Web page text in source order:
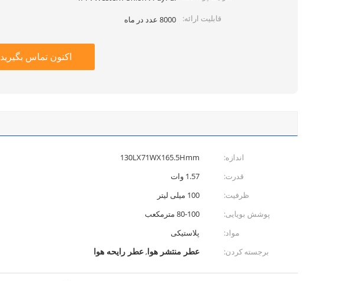
قابلیت ارائه:
8000 عدد در ماه
اکنون تماس بگیرید
اندازه: 130LX71WX165.5Hmm
قدرت:
1.57 وات
ظرفیت:
100 میلی لیتر
پوشش بویایی:
80-100 مترمکعب
مواد:
پلاستیکی
برجسته کردن:
عطر منتشر هوا,عطر رایحه هوا